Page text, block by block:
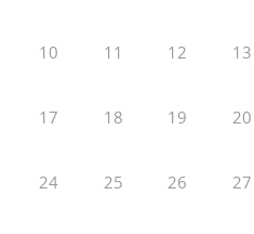
10 11 12 13
17 18 19 20
24 25 26 27